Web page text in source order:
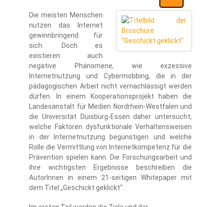
Die meisten Menschen
nutzen das Internet
gewinnbringend für
sich. Doch es
existieren auch
negative Phänomene, wie exzessive
Internetnutzung und Cybermobbing, die in der
pädagogischen Arbeit nicht vernachlässigt werden
dürfen. In einem Kooperationsprojekt haben die
Landesanstalt für Medien Nordrhein-Westfalen und
die Universität Duisburg-Essen daher untersucht,
welche Faktoren dysfunktionale Verhaltensweisen
in der Internetnutzung begünstigen und welche
Rolle die Vermittlung von Internetkompetenz für die
Prävention spielen kann. Die Forschungsarbeit und
ihre wichtigsten Ergebnisse beschreiben die
AutorInnen in einem 21-seitigen Whitepaper mit
dem Titel „Geschickt geklickt“.